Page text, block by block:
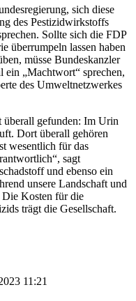
sich diese
des Pestizidwirkstoffs
Sollte sich die FDP
überrumpeln lassen haben
müsse Bundeskanzler
„Machtwort“ sprechen,
des Umweltnetzwerkes
überall gefunden: Im Urin
Dort überall gehören
wesentlich für das
sagt
und ebenso ein
unsere Landschaft und
Kosten für die
trägt die Gesellschaft.
11:21